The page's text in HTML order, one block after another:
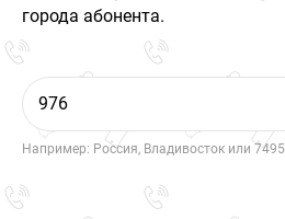
города абонента.
Например: Россия, Владивосток или 7495